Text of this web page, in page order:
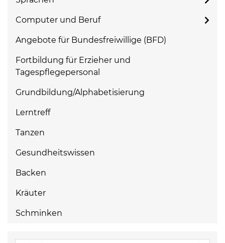
Computer und Beruf
Angebote für Bundesfreiwillige (BFD)
Fortbildung für Erzieher und
Tagespflegepersonal
Grundbildung/Alphabetisierung
Lerntreff
Tanzen
Gesundheitswissen
Backen
Kräuter
Schminken